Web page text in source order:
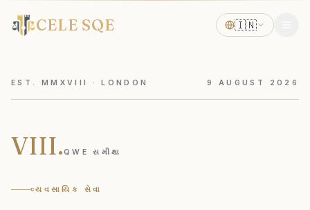
CELE SQE 🇮🇳
EST. MMXVIII · LONDON 9 AUGUST 2026
VIII.QWE સમીક્ષા
વ્યવસાયિક સેવા